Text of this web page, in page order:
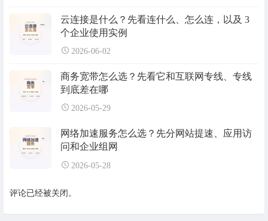
云连接是什么？先看连什么、怎么连，以及 3
个企业使用实例
2026-06-02
商务宽带怎么选？先看它和互联网专线、专线
到底差在哪
2026-05-29
网络加速服务怎么选？先分网站提速、应用访
问和企业组网
2026-05-28
评论已经被关闭。